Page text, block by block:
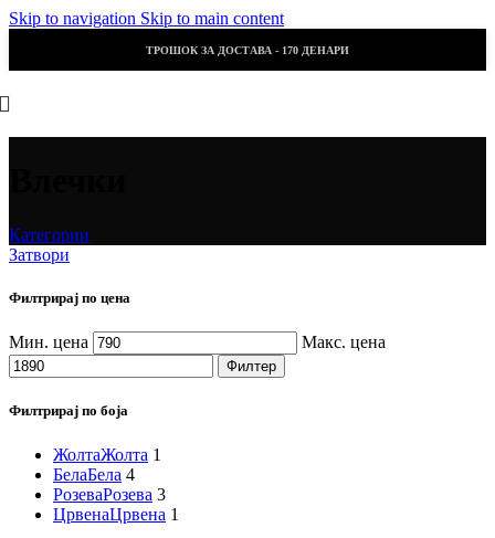
Skip to navigation Skip to main content
ТРОШОК ЗА ДОСТАВА - 170 ДЕНАРИ
Категории
Затвори
Филтрирај по цена
Мин. цена Макс. цена
Филтер
Филтрирај по боја
ЖолтаЖолта 1
БелаБела 4
РозеваРозева 3
ЦрвенаЦрвена 1